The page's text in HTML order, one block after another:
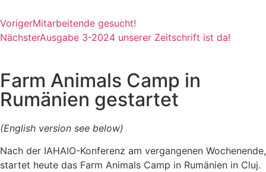
VorigerMitarbeitende gesucht!
NächsterAusgabe 3-2024 unserer Zeitschrift ist da!
Farm Animals Camp in
Rumänien gestartet
(English version see below)
Nach der IAHAIO-Konferenz am vergangenen Wochenende,
startet heute das Farm Animals Camp in Rumänien in Cluj.